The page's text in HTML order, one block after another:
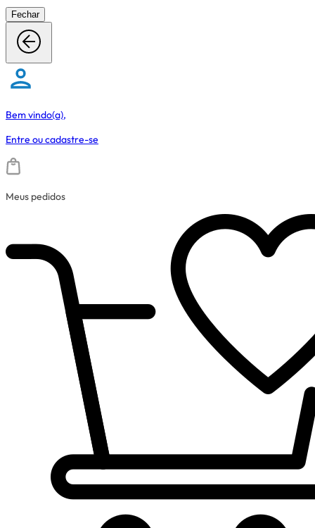
Fechar
Bem vindo(a),
Entre oucadastre-se
Meus pedidos